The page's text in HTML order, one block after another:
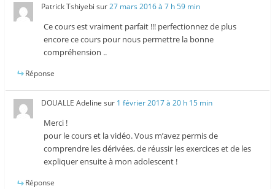
Patrick Tshiyebi sur27 mars 2016 à 7 h 59 min
Ce cours est vraiment parfait !!! perfectionnez de plus
encore ce cours pour nous permettre la bonne
compréhension ..
Réponse
DOUALLE Adeline sur 1 février 2017 à 20 h 15 min
Merci !
pour le cours et la vidéo. Vous m’avez permis de
comprendre les dérivées, de réussir les exercices et de les
expliquer ensuite à mon adolescent !
Réponse